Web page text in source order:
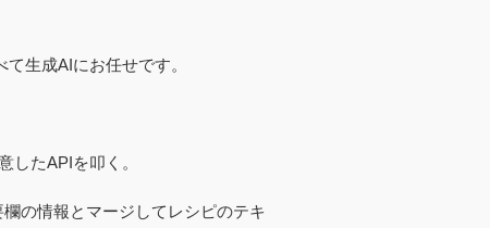
生成AIにお任せです。
したAPIを叩く。
の情報とマージしてレシピのテキ